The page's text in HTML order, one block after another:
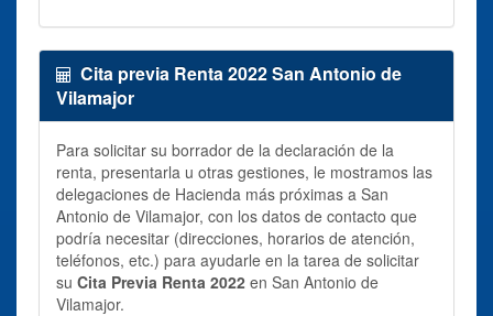
Cita previa Renta 2022 San Antonio de
Vilamajor
Para solicitar su borrador de la declaración de la
renta, presentarla u otras gestiones, le mostramos las
delegaciones de Hacienda más próximas a San
Antonio de Vilamajor, con los datos de contacto que
podría necesitar (direcciones, horarios de atención,
teléfonos, etc.) para ayudarle en la tarea de solicitar
su Cita Previa Renta 2022 en San Antonio de
Vilamajor.